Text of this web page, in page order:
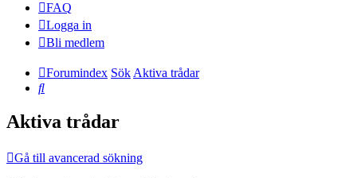
FAQ
Logga in
Bli medlem
Forumindex SökAktiva trådar
Sök
Aktiva trådar
Gå till avancerad sökning